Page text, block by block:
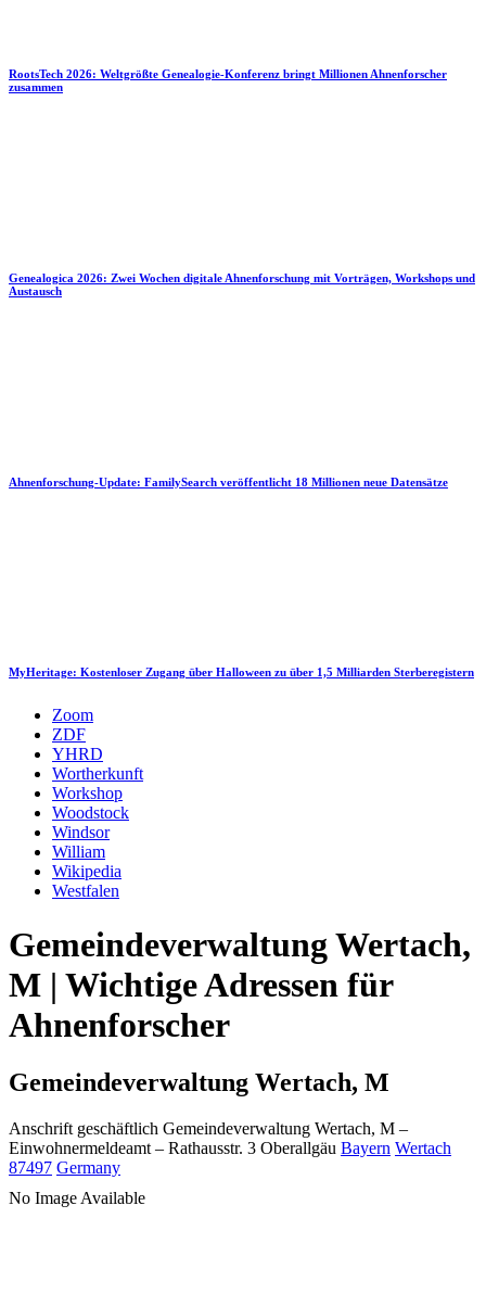
RootsTech 2026: Weltgrößte Genealogie-Konferenz bringt Millionen Ahnenforscher
zusammen
Genealogica 2026: Zwei Wochen digitale Ahnenforschung mit Vorträgen, Workshops und
Austausch
Ahnenforschung-Update: FamilySearch veröffentlicht 18 Millionen neue Datensätze
MyHeritage: Kostenloser Zugang über Halloween zu über 1,5 Milliarden Sterberegistern
Zoom
ZDF
YHRD
Wortherkunft
Workshop
Woodstock
Windsor
William
Wikipedia
Westfalen
Gemeindeverwaltung Wertach,
M | Wichtige Adressen für
Ahnenforscher
Gemeindeverwaltung Wertach, M
Anschrift geschäftlich Gemeindeverwaltung Wertach, M –
Einwohnermeldeamt – Rathausstr. 3 Oberallgäu Bayern Wertach
87497 Germany
No Image Available